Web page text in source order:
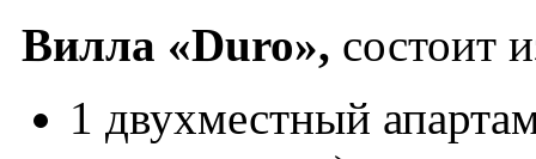
Вилла «Duro», состоит
1 двухместный